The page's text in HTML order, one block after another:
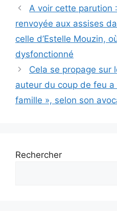
Navigation
articles
A voir cette parution
renvoyée aux assises
celle d’Estelle Mouzin,
dysfonctionné
Cela se propage sur
auteur du coup de feu
famille », selon son
Rechercher